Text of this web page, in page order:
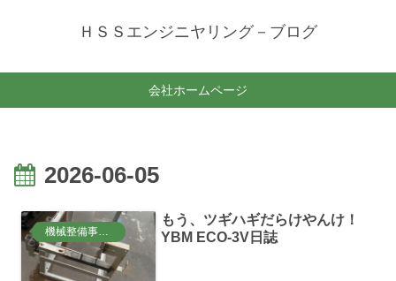
ＨＳＳエンジニヤリング－ブログ
会社ホームページ
2026-06-05
機械整備事業部
もう、ツギハギだらけやんけ！
YBM ECO-3V日誌